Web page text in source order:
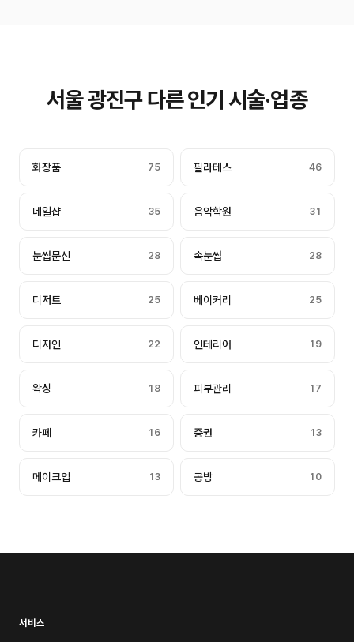
서울 광진구 다른 인기 시술·업종
화장품 75 필라테스 46
네일샵 35 음악학원 31
눈썹문신 28 속눈썹 28
디저트 25 베이커리 25
디자인 22 인테리어 19
왁싱 18 피부관리 17
카페 16 증권 13
메이크업 13 공방 10
서비스